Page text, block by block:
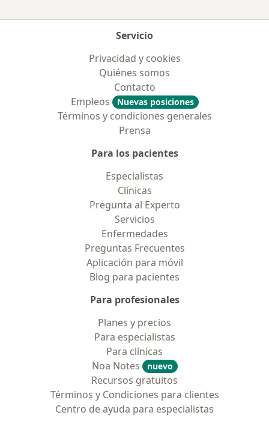
Servicio
Privacidad y cookies
Quiénes somos
Contacto
Empleos
Nuevas posiciones
Términos y condiciones generales
Prensa
Para los pacientes
Especialistas
Clínicas
Pregunta al Experto
Servicios
Enfermedades
Preguntas Frecuentes
Aplicación para móvil
Blog para pacientes
Para profesionales
Planes y precios
Para especialistas
Para clínicas
Noa Notes
nuevo
Recursos gratuitos
Términos y Condiciones para clientes
Centro de ayuda para especialistas